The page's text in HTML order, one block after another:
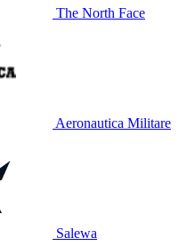
The North Face
Aeronautica Militare
Salewa